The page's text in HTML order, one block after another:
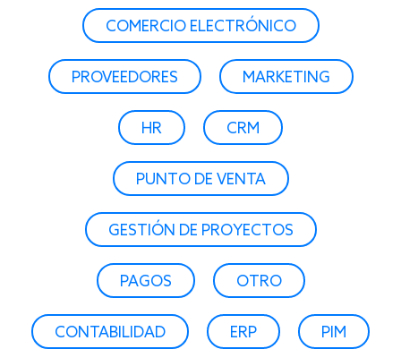
COMERCIO ELECTRÓNICO
PROVEEDORES MARKETING
HR CRM
PUNTO DE VENTA
GESTIÓN DE PROYECTOS
PAGOS OTRO
CONTABILIDAD ERP PIM